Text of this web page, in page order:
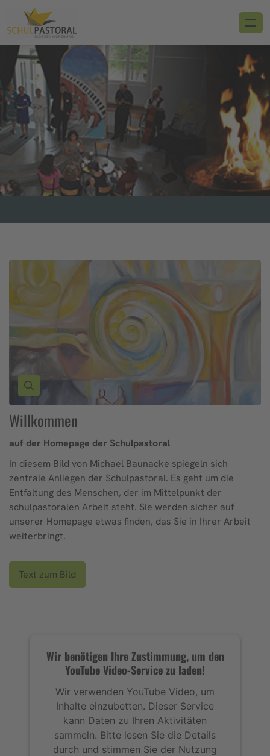
Willkommen
auf der Homepage der Schulpastoral
In diesem Bild von Michael Baunacke spiegeln sich
zentrale Anliegen der Schulpastoral. Es geht um die
Entfaltung des Menschen, der im Mittelpunkt der
schulpastoralen Arbeit steht. Sie werden sicher auf
unserer Homepage etwas finden, das Sie in Ihrer Arbeit
weiterbringt.
Text zum Bild
Wir benötigen Ihre Zustimmung, um den
YouTube Video-Service zu laden!
Wir verwenden YouTube Video, um
Inhalte einzubetten. Dieser Service
kann Daten zu Ihren Aktivitäten
sammeln. Bitte lesen Sie die Details
durch und stimmen Sie der Nutzung